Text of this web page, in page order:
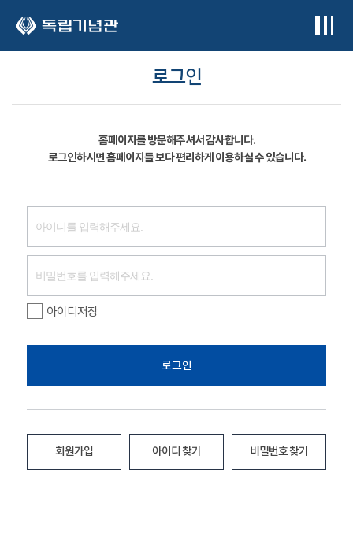
로그인
홈페이지를 방문해주셔서 감사합니다.
로그인하시면 홈페이지를 보다 편리하게 이용하실 수 있습니다.
아이디저장
로그인
회원가입 아이디 찾기 비밀번호 찾기